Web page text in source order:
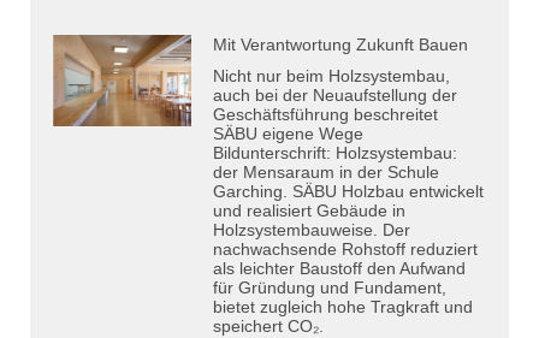
Mit Verantwortung Zukunft Bauen
Nicht nur beim Holzsystembau,
auch bei der Neuaufstellung der
Geschäftsführung beschreitet
SÄBU eigene Wege
Bildunterschrift: Holzsystembau:
der Mensaraum in der Schule
Garching. SÄBU Holzbau entwickelt
und realisiert Gebäude in
Holzsystembauweise. Der
nachwachsende Rohstoff reduziert
als leichter Baustoff den Aufwand
für Gründung und Fundament,
bietet zugleich hohe Tragkraft und
speichert CO₂.